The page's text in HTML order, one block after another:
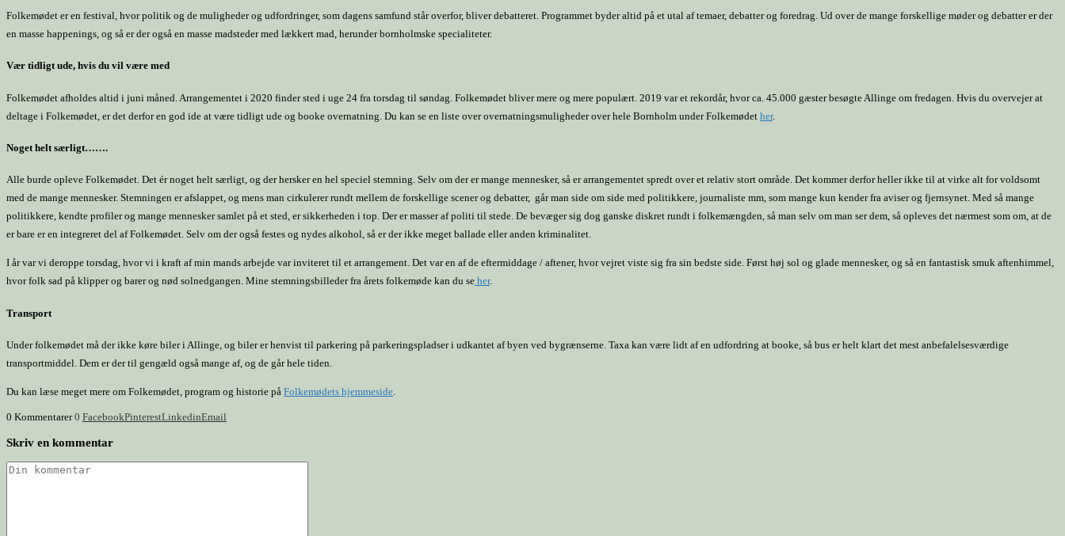
Folkemødet er en festival, hvor politik og de muligheder og udfordringer, som dagens samfund står overfor, bliver debatteret. Programmet byder altid på et utal af temaer, debatter og foredrag. Ud over de mange forskellige møder og debatter er der
en masse happenings, og så er der også en masse madsteder med lækkert mad, herunder bornholmske specialiteter.
Vær tidligt ude, hvis du vil være med
Folkemødet afholdes altid i juni måned. Arrangementet i 2020 finder sted i uge 24 fra torsdag til søndag. Folkemødet bliver mere og mere populært. 2019 var et rekordår, hvor ca. 45.000 gæster besøgte Allinge om fredagen. Hvis du overvejer at
deltage i Folkemødet, er det derfor en god ide at være tidligt ude og booke overnatning. Du kan se en liste over overnatningsmuligheder over hele Bornholm under Folkemødet her.
Noget helt særligt…….
Alle burde opleve Folkemødet. Det ér noget helt særligt, og der hersker en hel speciel stemning. Selv om der er mange mennesker, så er arrangementet spredt over et relativ stort område. Det kommer derfor heller ikke til at virke alt for voldsomt
med de mange mennesker. Stemningen er afslappet, og mens man cirkulerer rundt mellem de forskellige scener og debatter, går man side om side med politikkere, journaliste mm, som mange kun kender fra aviser og fjernsynet. Med så mange
politikkere, kendte profiler og mange mennesker samlet på et sted, er sikkerheden i top. Der er masser af politi til stede. De bevæger sig dog ganske diskret rundt i folkemængden, så man selv om man ser dem, så opleves det nærmest som om, at de
er bare er en integreret del af Folkemødet. Selv om der også festes og nydes alkohol, så er der ikke meget ballade eller anden kriminalitet.
I år var vi deroppe torsdag, hvor vi i kraft af min mands arbejde var inviteret til et arrangement. Det var en af de eftermiddage / aftener, hvor vejret viste sig fra sin bedste side. Først høj sol og glade mennesker, og så en fantastisk smuk aftenhimmel,
hvor folk sad på klipper og barer og nød solnedgangen. Mine stemningsbilleder fra årets folkemøde kan du se her.
Transport
Under folkemødet må der ikke køre biler i Allinge, og biler er henvist til parkering på parkeringspladser i udkantet af byen ved bygrænserne. Taxa kan være lidt af en udfordring at booke, så bus er helt klart det mest anbefalelsesværdige
transportmiddel. Dem er der til gengæld også mange af, og de går hele tiden.
Du kan læse meget mere om Folkemødet, program og historie på Folkemødets hjemmeside
0 Kommentarer 0 FacebookPinterestLinkedinEmail
Skriv en kommentar